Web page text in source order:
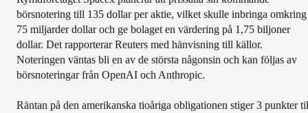
börsnotering till 135 dollar per aktie, vilket skulle inbringa omkring
75 miljarder dollar och ge bolaget en värdering på 1,75 biljoner
dollar. Det rapporterar Reuters med hänvisning till källor.
Noteringen väntas bli en av de största någonsin och kan följas av
börsnoteringar från OpenAI och Anthropic.
Räntan på den amerikanska tioåriga obligationen stiger 3 punkter